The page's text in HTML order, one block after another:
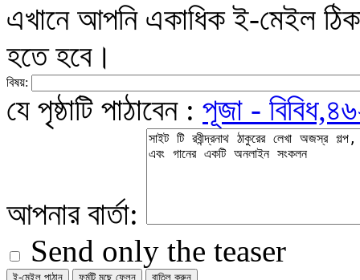
এখানে আপনি একাধিক ই-মেইল
হতে হবে।
বিষয়:
যে পৃষ্ঠাটি পাঠাবেন : পূজা -
আপনার বার্তা:
Send only the teaser